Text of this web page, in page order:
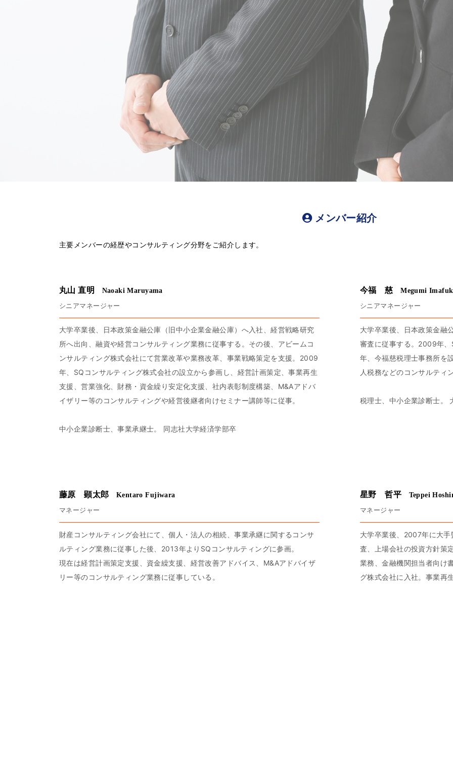
メンバー紹介
主要メンバーの経歴やコンサルティング分野をご紹介します。
丸山 直明
Naoaki Maruyama
シニアマネージャー
大学卒業後、日本政策金融公庫（旧中小企業金融公庫）へ入社、経営戦略研究
所へ出向、融資や経営コンサルティング業務に従事する。その後、アビームコ
ンサルティング株式会社にて営業改革や業務改革、事業戦略策定を支援。2009
年、SQコンサルティング株式会社の設立から参画し、経営計画策定、事業再生
支援、営業強化、財務・資金繰り安定化支援、社内表彰制度構築、M&Aアドバ
イザリー等のコンサルティングや経営後継者向けセミナー講師等に従事。
中小企業診断士、事業承継士。 同志社大学経済学部卒
今福 慈
Megumi
シニアマネージャー
大学卒業後、日本政策金融
審査に従事する。2009年
年、今福慈税理士事務所を
人税務などのコンサルティ
税理士、中小企業診断士。
藤原 顕太郎
Kentaro Fujiwara
マネージャー
財産コンサルティング会社にて、個人・法人の相続、事業承継に関するコンサ
ルティング業務に従事した後、2013年よりSQコンサルティングに参画。
現在は経営計画策定支援、資金繰支援、経営改善アドバイス、M&Aアドバイザ
リー等のコンサルティング業務に従事している。
星野 哲平
Teppei
マネージャー
大学卒業後、2007年に大
査、上場会社の投資方針策
業務、金融機関担当者向け
グ株式会社に入社。事業再